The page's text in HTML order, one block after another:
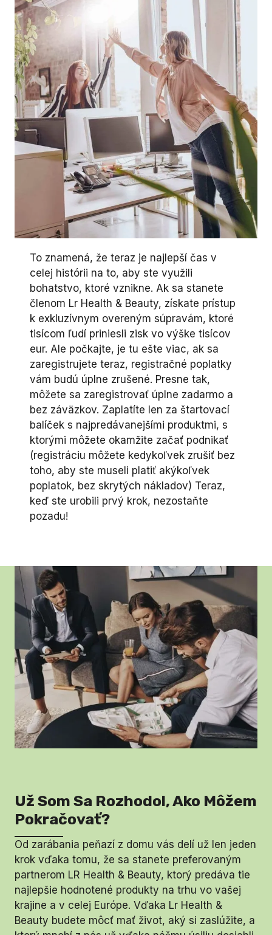
To znamená, že teraz je najlepší čas v
celej histórii na to, aby ste využili
bohatstvo, ktoré vznikne. Ak sa stanete
členom Lr Health & Beauty, získate prístup
k exkluzívnym overeným súpravám, ktoré
tisícom ľudí priniesli zisk vo výške tisícov
eur. Ale počkajte, je tu ešte viac, ak sa
zaregistrujete teraz, registračné poplatky
vám budú úplne zrušené. Presne tak,
môžete sa zaregistrovať úplne zadarmo a
bez záväzkov. Zaplatíte len za štartovací
balíček s najpredávanejšími produktmi, s
ktorými môžete okamžite začať podnikať
(registráciu môžete kedykoľvek zrušiť bez
toho, aby ste museli platiť akýkoľvek
poplatok, bez skrytých nákladov) Teraz,
keď ste urobili prvý krok, nezostaňte
pozadu!
Už Som Sa Rozhodol, Ako Môžem
Pokračovať?
Od zarábania peňazí z domu vás delí už len jeden
krok vďaka tomu, že sa stanete preferovaným
partnerom LR Health & Beauty, ktorý predáva tie
najlepšie hodnotené produkty na trhu vo vašej
krajine a v celej Európe. Vďaka Lr Health &
Beauty budete môcť mať život, aký si zaslúžite, a